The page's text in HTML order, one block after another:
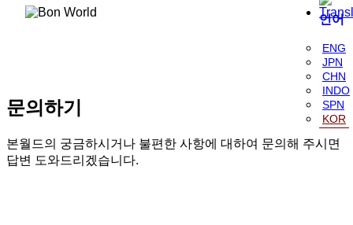
언어
ENG
JPN
CHN
INDO
SPN
KOR
문의하기
본월드의 궁금하시거나 불편한 사항에 대하여 문의해 주시면
답변 도와드리겠습니다.